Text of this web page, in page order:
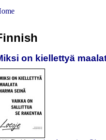
on kiellettyä